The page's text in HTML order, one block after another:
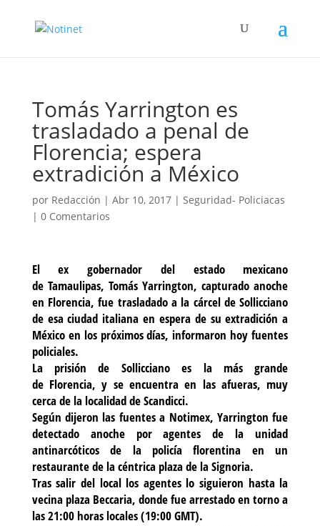
Tomás Yarrington es
trasladado a penal de
Florencia; espera
extradición a México
por Redacción | Abr 10, 2017| Seguridad- Policiacas
| 0 Comentarios
El ex gobernador del estado mexicano
de Tamaulipas, Tomás Yarrington, capturado anoche
en Florencia, fue trasladado a la cárcel de Sollicciano
de esa ciudad italiana en espera de su extradición a
México en los próximos días, informaron hoy fuentes
policiales.
La prisión de Sollicciano es la más grande
de Florencia, y se encuentra en las afueras, muy
cerca de la localidad de Scandicci.
Según dijeron las fuentes a Notimex, Yarrington fue
detectado anoche por agentes de la unidad
antinarcóticos de la policía florentina en un
restaurante de la céntrica plaza de la Signoria.
Tras salir del local los agentes lo siguieron hasta la
vecina plaza Beccaria, donde fue arrestado en torno a
las 21:00 horas locales (19:00 GMT).